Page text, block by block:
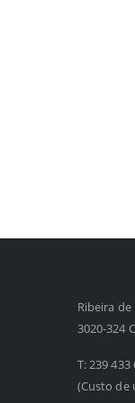
Ribeira de
3020-324
T:239 433
(Custo de